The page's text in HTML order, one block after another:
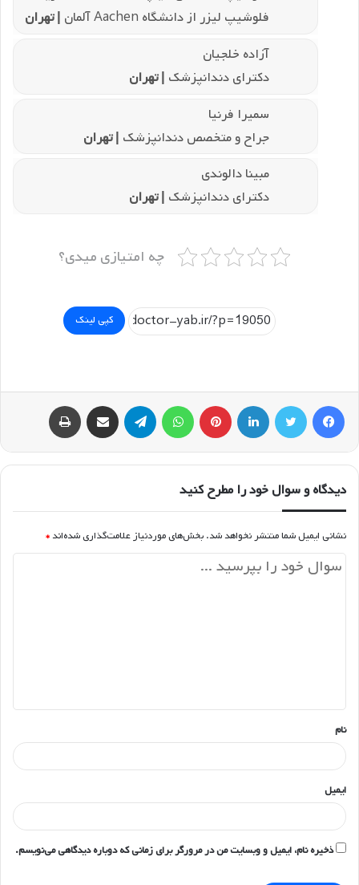
فلوشیپ لیزر از دانشگاه Aachen آلمان
| تهران
آزاده خلجیان
دکترای دندانپزشک | تهران
سمیرا فرنیا
جراح و متخصص دندانپزشک | تهران
مبینا دالوندی
دکترای دندانپزشک | تهران
چه امتیازی میدی؟
کپی لینک
فیسبوک توییتر لینکداین پینتریست تلگرام اشتراک گذاری با ایمیل
دیدگاه و سوال خود را مطرح کنید
نشانی ایمیل شما منتشر نخواهد شد. بخش‌های موردنیاز علامت‌گذاری شده‌اند *
*
نام
ایمیل
ذخیره نام، ایمیل و وبسایت من در مرورگر برای زمانی که دوباره دیدگاهی می‌نویسم.